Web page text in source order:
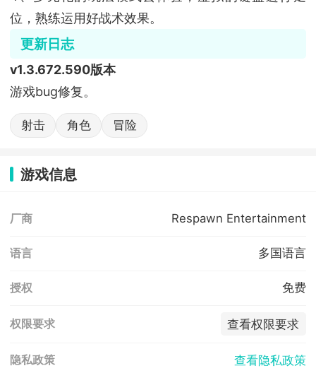
位，熟练运用好战术效果。
更新日志
v1.3.672.590版本
游戏bug修复。
射击 角色 冒险
游戏信息
厂商 Respawn Entertainment
语言 多国语言
授权 免费
权限要求 查看权限要求
隐私政策 查看隐私政策